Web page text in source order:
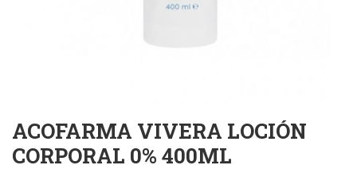
ACOFARMA VIVERA LOCIÓN
CORPORAL 0% 400ML